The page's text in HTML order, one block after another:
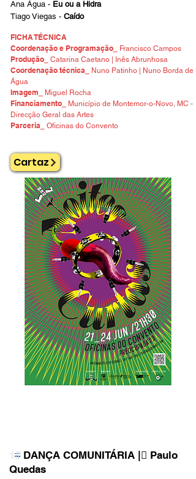
Ana Água - Eu ou a Hidra
Tiago Viegas - Caído
FICHA TÉCNICA
Coordenação e Programação_
Francisco Campos
Produção_ Catarina Caetano | Inês Abrunhosa
Coordenação técnica_
Nuno Patinho | Nuno Borda de
Água
Imagem_ Miguel Rocha
Financiamento_
Município de Montemor-o-Novo, MC -
Direcção Geral das Artes
Parceria_ Oficinas do Convento
Cartaz
1#DANÇA COMUNITÁRIA |︎︎︎ Paulo
Quedas